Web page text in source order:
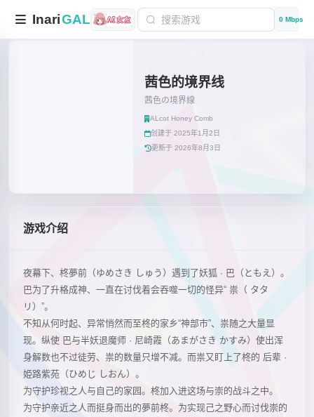
InariGAL 0 Mbps
茜色的境界线
茜色の境界線
ALcot Honey Comb
创建于 2025年1月2日
更新于 2026年8月3日
游戏介绍
夜幕下、柊夢前（ゆめさき しゅう）遇到了妖狐 · 巴（ともえ）。
巴为了升格成神、一直在讨伐着会吞噬一切的怪异“ 祟（ タタ
リ）”。
不知从何时起、异常悄然而至柊的家乡“神部市”、祟随之大量显
现。纵使 巴与半妖退魔师 · 尼崎霞（あまがさき かすみ）使出浑
身解数也不过徒劳、祟的数量只增不减。而祟又盯上了柊的 后辈 ·
姫路紫苑（ひめじ しおん）。
为守护珍视之人与自己的家园。柊加入进这场与崇的战斗之中。
为守护亲近之人而挺身而出的夢前柊。为实现己之野心而讨伐崇的